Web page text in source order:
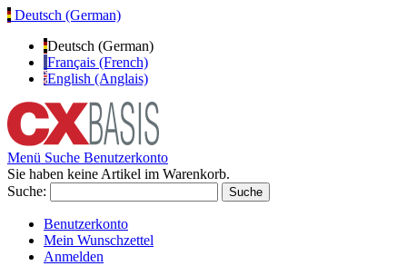
Deutsch (German)
Deutsch (German)
Français (French)
English (Anglais)
Menü Suche Benutzerkonto
Sie haben keine Artikel im Warenkorb.
Suche:
Suche
Benutzerkonto
Mein Wunschzettel
Anmelden